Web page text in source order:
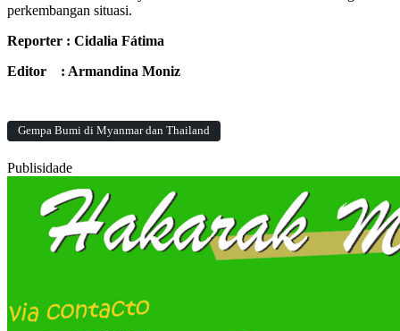
perkembangan situasi.
Reporter : Cidalia Fátima
Editor : Armandina Moniz
Gempa Bumi di Myanmar dan Thailand
Publisidade